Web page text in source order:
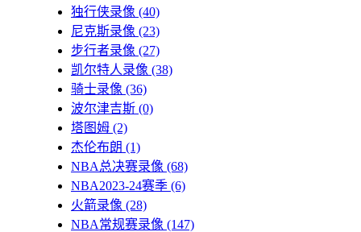
独行侠录像 (40)
尼克斯录像 (23)
步行者录像 (27)
凯尔特人录像 (38)
骑士录像 (36)
波尔津吉斯 (0)
塔图姆 (2)
杰伦布朗 (1)
NBA总决赛录像 (68)
NBA2023-24赛季 (6)
火箭录像 (28)
NBA常规赛录像 (147)